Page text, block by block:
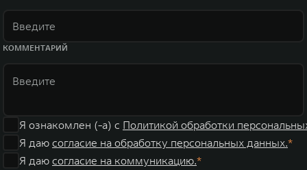
КОММЕНТАРИЙ
Я ознакомлен (-а) с Политикой обработки
Я даю согласие на обработку персональных данных.
Я даю согласие на коммуникацию.